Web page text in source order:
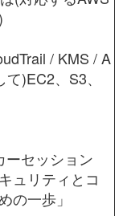
/ KMS / A
)EC2、S3、
ーセッション
ュリティとコ
の一歩」